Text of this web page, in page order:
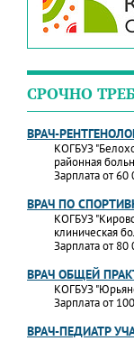
СРОЧНО
ВРАЧ-
КОГБУЗ
районная
Зарплата от 60
ВРАЧ ПО
КОГБУЗ
клиническая
Зарплата от 80
ВРАЧ ОБЩЕЙ
КОГБУЗ
Зарплата от
ВРАЧ-ПЕДИАТР